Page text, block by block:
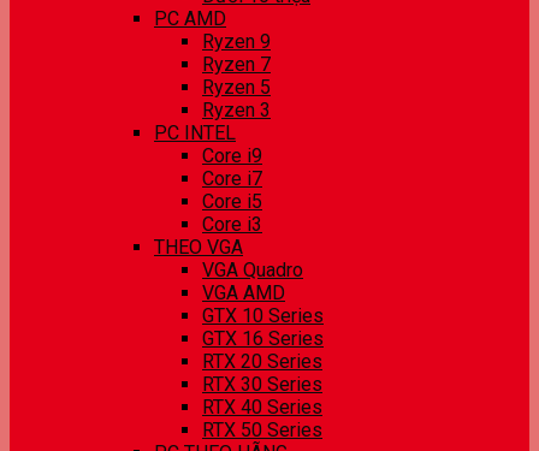
PC AMD
Ryzen 9
Ryzen 7
Ryzen 5
Ryzen 3
PC INTEL
Core i9
Core i7
Core i5
Core i3
THEO VGA
VGA Quadro
VGA AMD
GTX 10 Series
GTX 16 Series
RTX 20 Series
RTX 30 Series
RTX 40 Series
RTX 50 Series